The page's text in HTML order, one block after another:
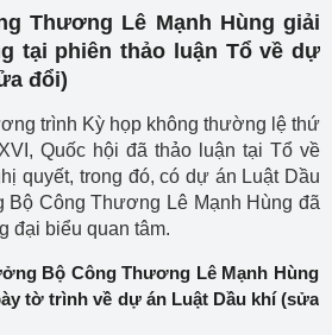
Thương Lê Mạnh Hùng giải
tại phiên thảo luận Tổ về dự
đổi)
trình Kỳ họp không thường lệ thứ
Quốc hội đã thảo luận tại Tổ về
quyết, trong đó, có dự án Luật Dầu
Bộ Công Thương Lê Mạnh Hùng đã
đại biểu quan tâm.
Bộ Công Thương Lê Mạnh Hùng
tờ trình về dự án Luật Dầu khí (sửa